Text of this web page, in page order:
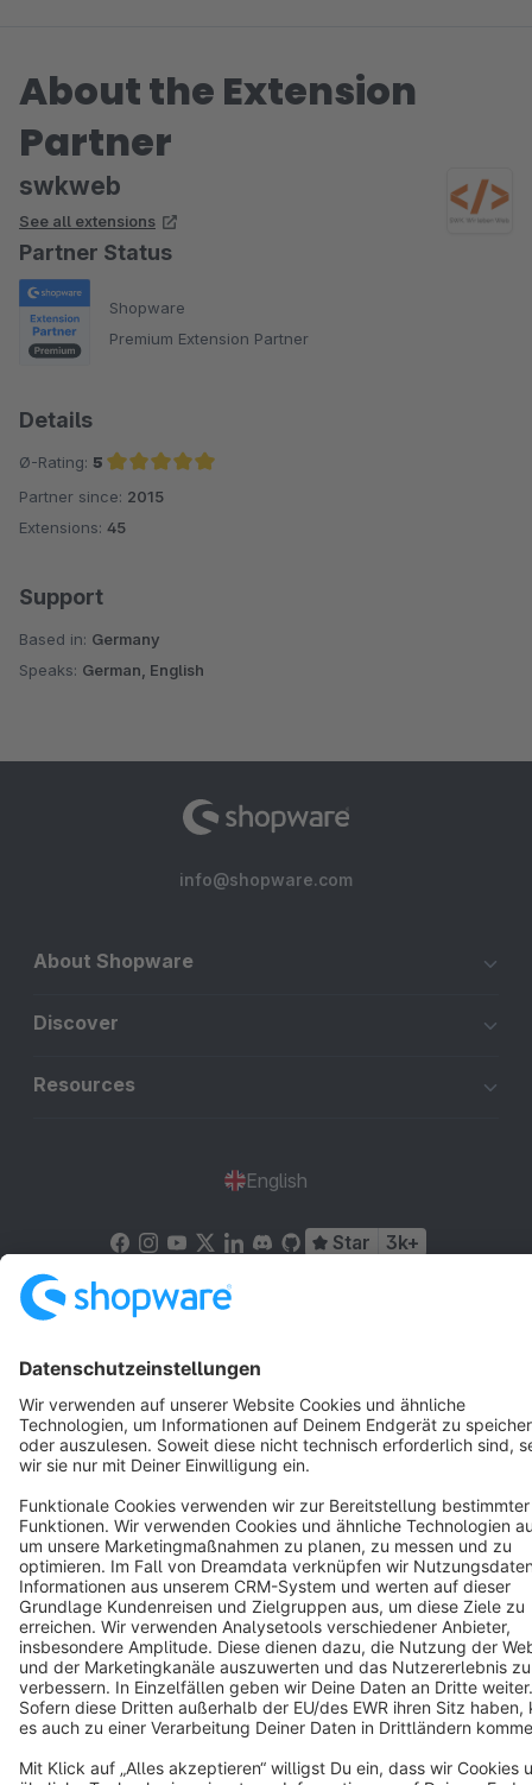
About the Extension
Partner
swkweb
See all extensions
Partner Status
Shopware
Premium Extension Partner
Details
Ø-Rating: 5
Average rating of 5 out of 5 stars
Partner since: 2015
Extensions: 45
Support
Based in: Germany
Speaks: German, English
info@shopware.com
About Shopware
Discover
Resources
English
Star 3k+
Copyright © shopware AG - All rights reserved
Notice: * All prices are quoted net of the statutory value-added tax